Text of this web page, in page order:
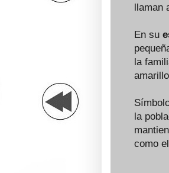
llaman
En su
la
la
como el